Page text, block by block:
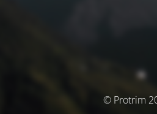
© Protrim